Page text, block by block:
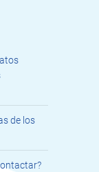
de los